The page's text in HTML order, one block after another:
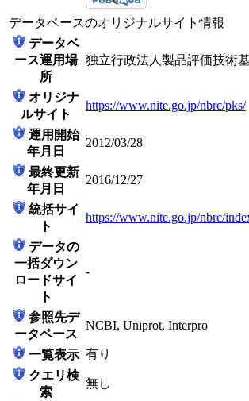
データベースのオリジナルサイト情報
データベ
ース運用場
所
独立行政法人製品評価技術
オリジナ
ルサイト
https://www.nite.go.jp/nbrc/pks/
運用開始
年月日
2012/03/28
最終更新
年月日
2016/12/27
統括サイ
ト
https://www.nite.go.jp/nbrc/
データの
一括ダウン
ロードサイ
ト
-
参照先デ
ータベース
NCBI, Uniprot, Interpro
一覧表示 有り
クエリ検
索
無し